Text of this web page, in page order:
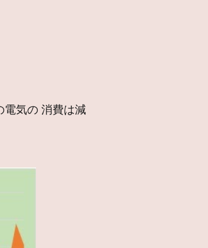
気の 消費は減